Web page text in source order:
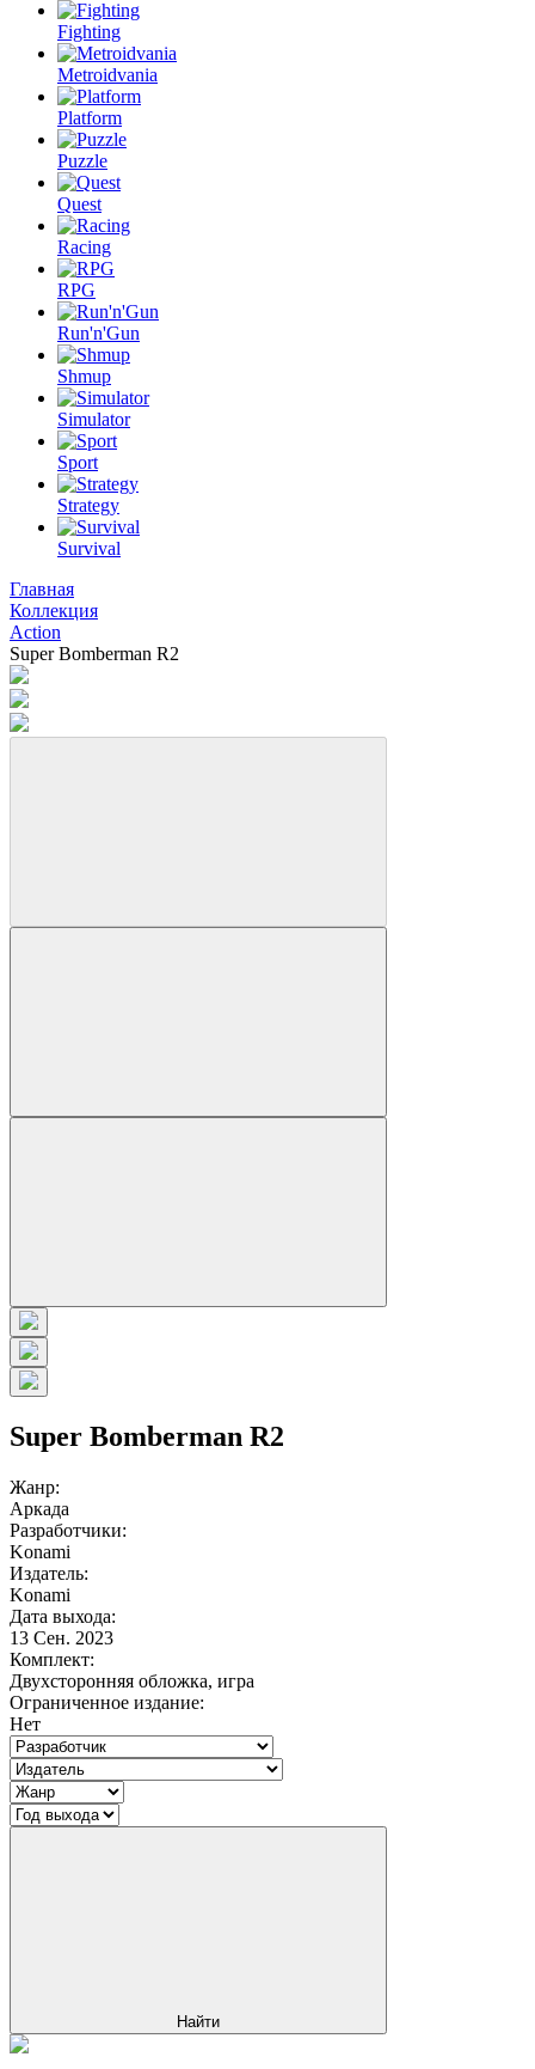
Fighting
Metroidvania
Platform
Puzzle
Quest
Racing
RPG
Run'n'Gun
Shmup
Simulator
Sport
Strategy
Survival
Главная
Коллекция
Action
Super Bomberman R2
Super Bomberman R2
Жанр:
Аркада
Разработчики:
Konami
Издатель:
Konami
Дата выхода:
13 Сен. 2023
Комплект:
Двухсторонняя обложка, игра
Ограниченное издание:
Нет
Найти